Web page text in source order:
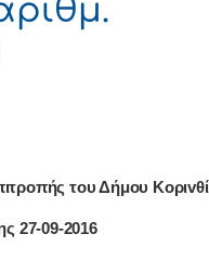
τoυ Δήμoυ
27-09-2016